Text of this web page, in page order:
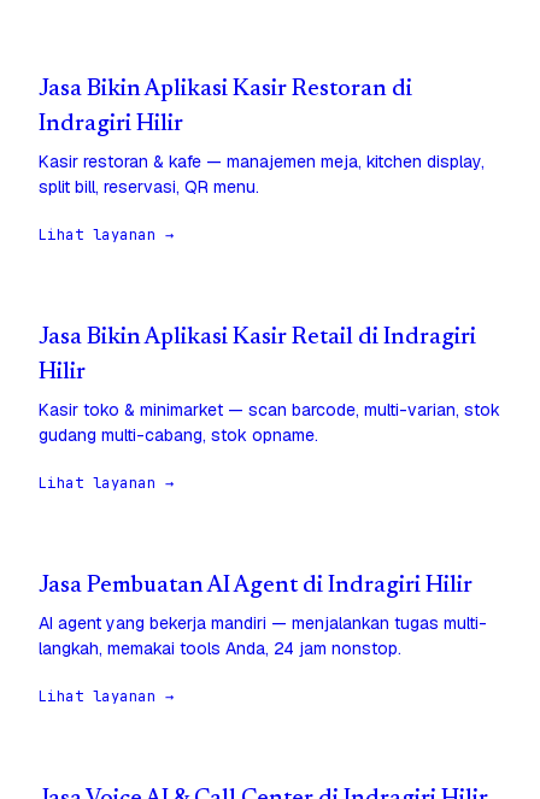
Jasa Bikin Aplikasi Kasir Restoran di
Indragiri Hilir
Kasir restoran & kafe — manajemen meja, kitchen display,
split bill, reservasi, QR menu.
Lihat layanan →
Jasa Bikin Aplikasi Kasir Retail di Indragiri
Hilir
Kasir toko & minimarket — scan barcode, multi-varian, stok
gudang multi-cabang, stok opname.
Lihat layanan →
Jasa Pembuatan AI Agent di Indragiri Hilir
AI agent yang bekerja mandiri — menjalankan tugas multi-
langkah, memakai tools Anda, 24 jam nonstop.
Lihat layanan →